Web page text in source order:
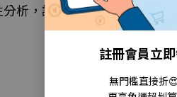
析，讓每一種成分、每一項
註冊會員立
無門檻直接折